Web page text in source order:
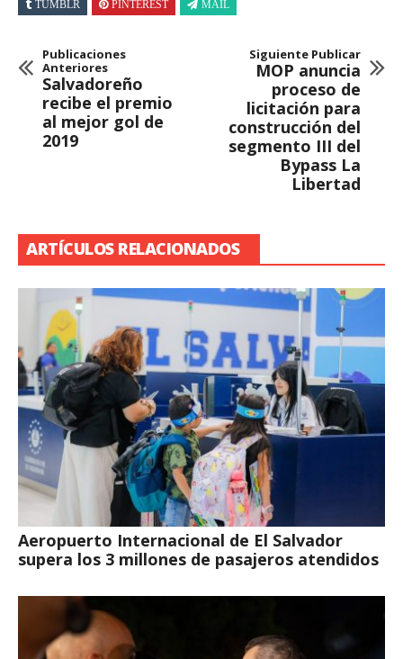
TUMBLR PINTEREST MAIL
Publicaciones
Anteriores
Salvadoreño
recibe el premio
al mejor gol de
2019
Siguiente Publicar
MOP anuncia
proceso de
licitación para
construcción del
segmento III del
Bypass La
Libertad
ARTÍCULOS RELACIONADOS
Aeropuerto Internacional de El Salvador
supera los 3 millones de pasajeros atendidos